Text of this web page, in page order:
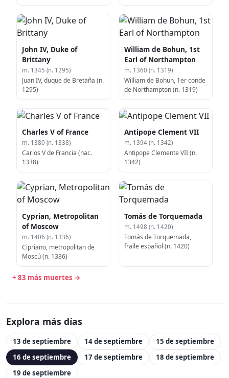
John IV, Duke of
Brittany
m. 1345 (n. 1295)
Juan IV, duque de Bretaña (n.
1295)
William de Bohun, 1st
Earl of Northampton
m. 1360 (n. 1319)
William de Bohun, 1er conde
de Northampton (n. 1319)
Charles V of France
m. 1380 (n. 1338)
Carlos V de Francia (nac.
1338)
Antipope Clement VII
m. 1394 (n. 1342)
Antipope Clemente VII (n.
1342)
Cyprian, Metropolitan
of Moscow
m. 1406 (n. 1336)
Cipriano, metropolitan de
Moscú (n. 1336)
Tomás de Torquemada
m. 1498 (n. 1420)
Tomás de Torquemada,
fraile español (n. 1420)
+ 83 más muertes →
Explora más días
13 de septiembre 14 de septiembre
15 de septiembre
16 de septiembre
17 de septiembre
18 de septiembre
19 de septiembre